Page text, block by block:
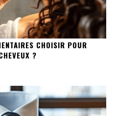
CHOISIR POUR
?